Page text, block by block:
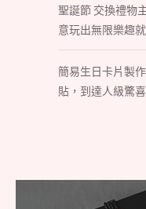
聖誕節 交換禮物
意玩出無限樂趣
簡易生日卡片製
貼，到達人級驚